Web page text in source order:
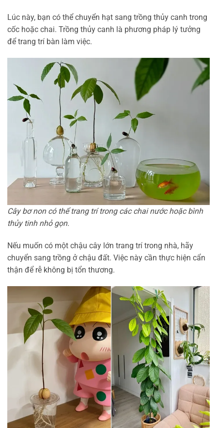
Lúc này, bạn có thể chuyển hạt sang trồng thủy canh trong
cốc hoặc chai. Trồng thủy canh là phương pháp lý tưởng
để trang trí bàn làm việc.
Cây bơ non có thể trang trí trong các chai nước hoặc bình
thủy tinh nhỏ gọn.
Nếu muốn có một chậu cây lớn trang trí trong nhà, hãy
chuyển sang trồng ở chậu đất. Việc này cần thực hiện cẩn
thận để rễ không bị tổn thương.